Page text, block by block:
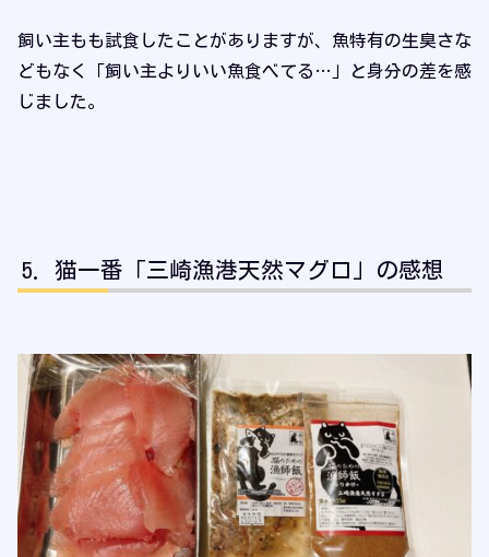
飼い主もも試食したことがありますが、魚特有の生臭さな
どもなく「飼い主よりいい魚食べてる…」と身分の差を感
じました。
猫一番「三崎漁港天然マグロ」の感想